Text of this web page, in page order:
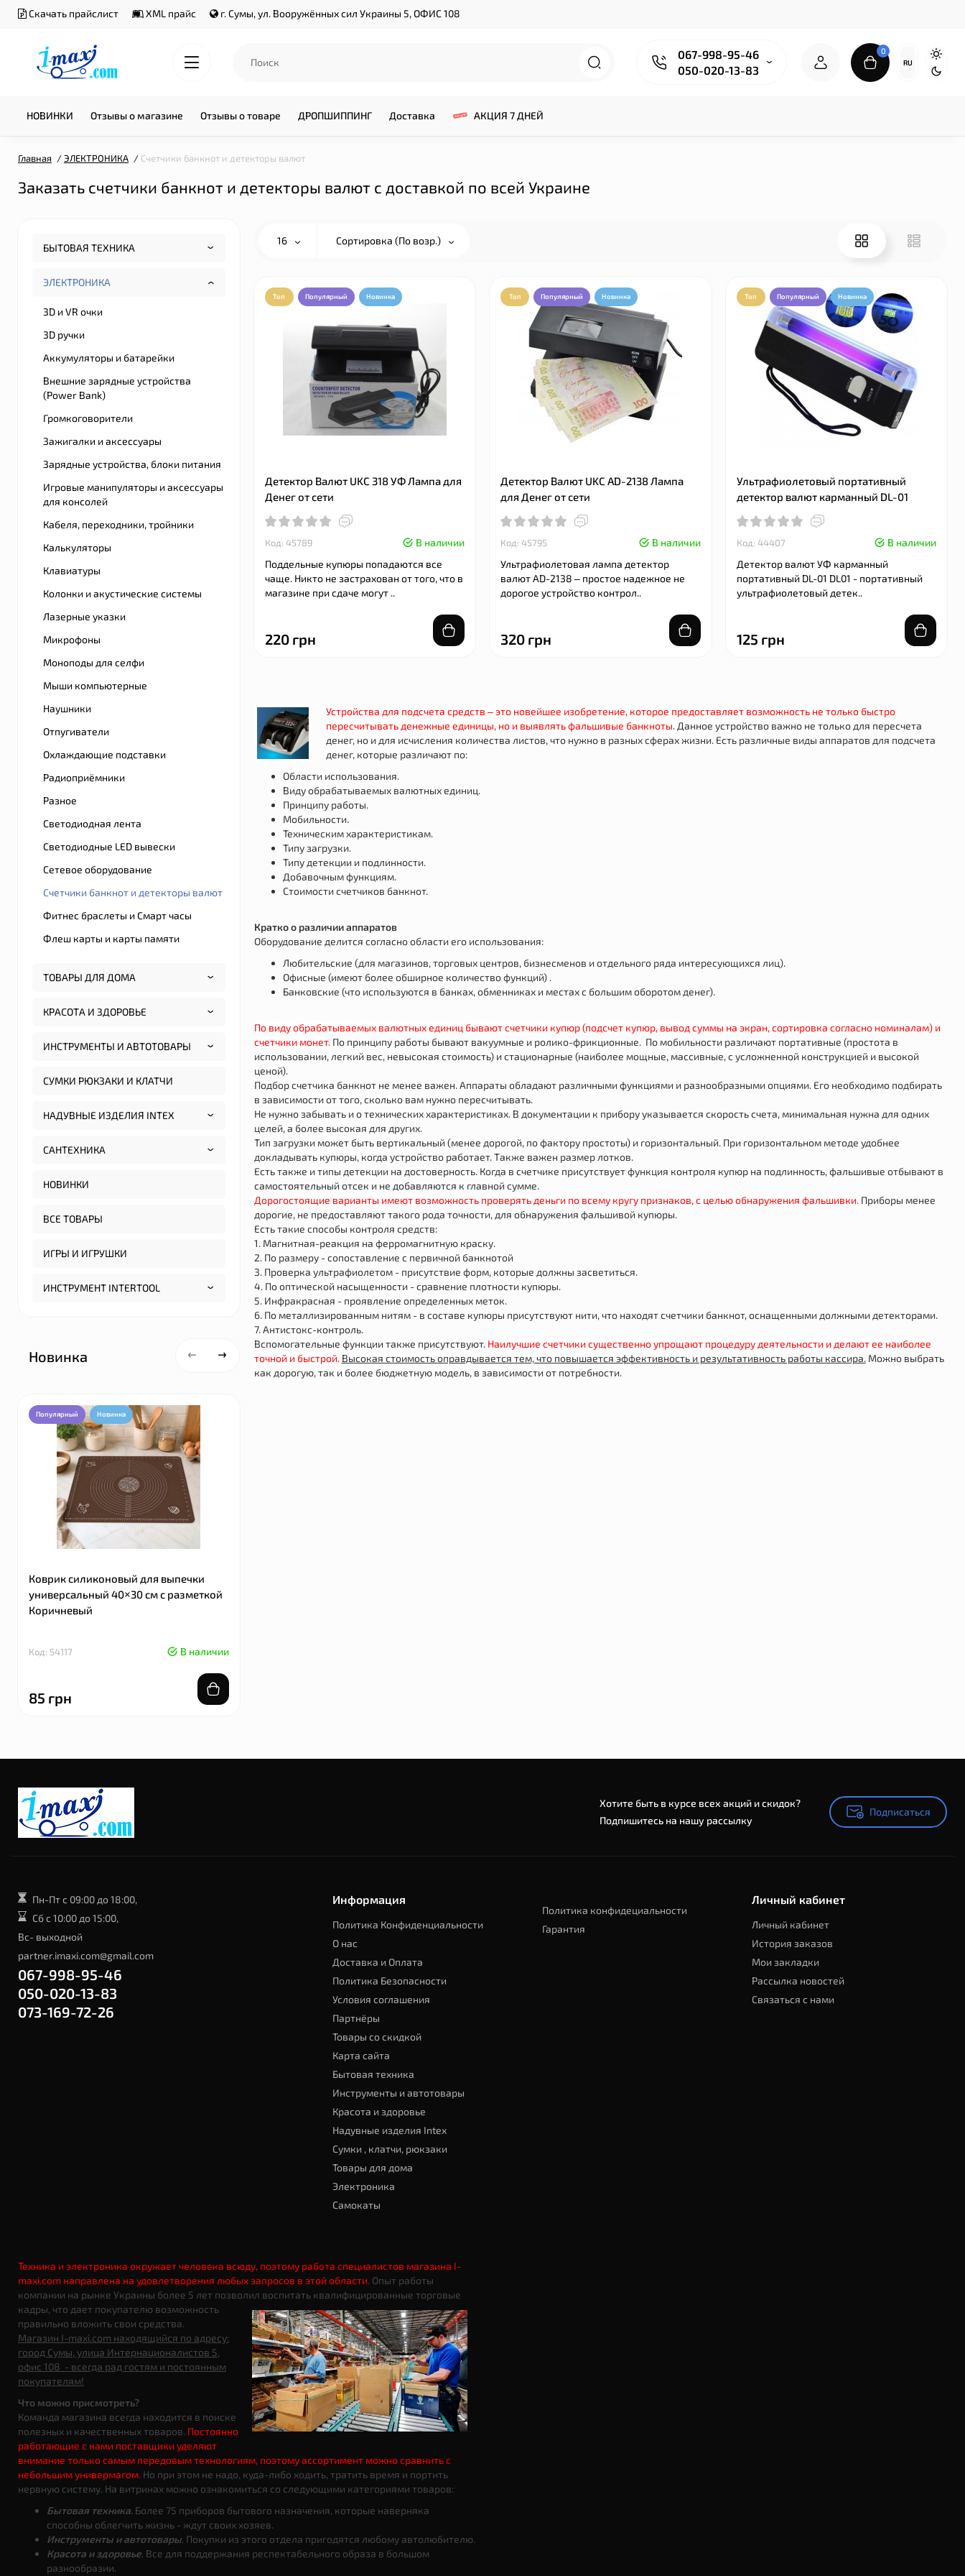
Скачать прайслист XML прайс г. Сумы, ул. Вооружённых сил Украины 5, ОФИС 108
067-998-95-46
050-020-13-83
0
RU
НОВИНКИ Отзывы о магазине Отзывы о товаре ДРОПШИППИНГ Доставка АКЦИЯ 7 ДНЕЙ
Главная ЭЛЕКТРОНИКА Счетчики банкнот и детекторы валют
Заказать счетчики банкнот и детекторы валют с доставкой по всей Украине
БЫТОВАЯ ТЕХНИКА
ЭЛЕКТРОНИКА
3D и VR очки
3D ручки
Аккумуляторы и батарейки
Внешние зарядные устройства
(Power Bank)
Громкоговорители
Зажигалки и аксессуары
Зарядные устройства, блоки питания
Игровые манипуляторы и аксессуары
для консолей
Кабеля, переходники, тройники
Калькуляторы
Клавиатуры
Колонки и акустические системы
Лазерные указки
Микрофоны
Моноподы для селфи
Мыши компьютерные
Наушники
Отпугиватели
Охлаждающие подставки
Радиоприёмники
Разное
Светодиодная лента
Светодиодные LED вывески
Сетевое оборудование
Счетчики банкнот и детекторы валют
Фитнес браслеты и Смарт часы
Флеш карты и карты памяти
ТОВАРЫ ДЛЯ ДОМА
КРАСОТА И ЗДОРОВЬЕ
ИНСТРУМЕНТЫ И АВТОТОВАРЫ
СУМКИ РЮКЗАКИ И КЛАТЧИ
НАДУВНЫЕ ИЗДЕЛИЯ INTEX
САНТЕХНИКА
НОВИНКИ
ВСЕ ТОВАРЫ
ИГРЫ И ИГРУШКИ
ИНСТРУМЕНТ INTERTOOL
Новинка
Популярный Новинка
Коврик силиконовый для выпечки
универсальный 40×30 см с разметкой
Коричневый
Код: 54117 В наличии
85 грн
16 Сортировка (По возр.)
Топ Популярный Новинка
Детектор Валют UKC 318 УФ Лампа для
Денег от сети
Код: 45789
В наличии
Поддельные купюры попадаются все
чаще. Никто не застрахован от того, что в
магазине при сдаче могут ..
220 грн
Топ Популярный Новинка
Детектор Валют UKC AD-2138 Лампа
для Денег от сети
Код: 45795
В наличии
Ультрафиолетовая лампа детектор
валют AD-2138 – простое надежное не
дорогое устройство контрол..
320 грн
Топ Популярный Новинка
Ультрафиолетовый портативный
детектор валют карманный DL-01
Код: 44407
В наличии
Детектор валют УФ карманный
портативный DL-01 DL01 - портативный
ультрафиолетовый детек..
125 грн
Устройства для подсчета средств – это новейшее изобретение, которое предоставляет возможность не только быстро
пересчитывать денежные единицы, но и выявлять фальшивые банкноты. Данное устройство важно не только для пересчета
денег, но и для исчисления количества листов, что нужно в разных сферах жизни. Есть различные виды аппаратов для подсчета
денег, которые различают по:
Области использования.
Виду обрабатываемых валютных единиц.
Принципу работы.
Мобильности.
Техническим характеристикам.
Типу загрузки.
Типу детекции и подлинности.
Добавочным функциям.
Стоимости счетчиков банкнот.
Кратко о различии аппаратов
Оборудование делится согласно области его использования:
Любительские (для магазинов, торговых центров, бизнесменов и отдельного ряда интересующихся лиц).
Офисные (имеют более обширное количество функций) .
Банковские (что используются в банках, обменниках и местах с большим оборотом денег).
По виду обрабатываемых валютных единиц бывают счетчики купюр (подсчет купюр, вывод суммы на экран, сортировка согласно номиналам) и
счетчики монет. По принципу работы бывают вакуумные и ролико-фрикционные. По мобильности различают портативные (простота в
использовании, легкий вес, невысокая стоимость) и стационарные (наиболее мощные, массивные, с усложненной конструкцией и высокой
ценой).
Подбор счетчика банкнот не менее важен. Аппараты обладают различными функциями и разнообразными опциями. Его необходимо подбирать
в зависимости от того, сколько вам нужно пересчитывать.
Не нужно забывать и о технических характеристиках. В документации к прибору указывается скорость счета, минимальная нужна для одних
целей, а более высокая для других.
Тип загрузки может быть вертикальный (менее дорогой, по фактору простоты) и горизонтальный. При горизонтальном методе удобнее
докладывать купюры, когда устройство работает. Также важен размер лотков.
Есть также и типы детекции на достоверность. Когда в счетчике присутствует функция контроля купюр на подлинность, фальшивые отбывают в
самостоятельный отсек и не добавляются к главной сумме.
Дорогостоящие варианты имеют возможность проверять деньги по всему кругу признаков, с целью обнаружения фальшивки.Приборы менее
дорогие, не предоставляют такого рода точности, для обнаружения фальшивой купюры.
Есть такие способы контроля средств:
1. Магнитная-реакция на ферромагнитную краску.
2. По размеру - сопоставление с первичной банкнотой
3. Проверка ультрафиолетом - присутствие форм, которые должны засветиться.
4. По оптической насыщенности - сравнение плотности купюры.
5. Инфракрасная - проявление определенных меток.
6. По металлизированным нитям - в составе купюры присутствуют нити, что находят счетчики банкнот, оснащенными должными детекторами.
7. Антистокс-контроль.
Вспомогательные функции также присутствуют. Наилучшие счетчики существенно упрощают процедуру деятельности и делают ее наиболее
точной и быстрой. Высокая стоимость оправдывается тем, что повышается эффективность и результативность работы кассира.Можно выбрать
как дорогую, так и более бюджетную модель, в зависимости от потребности.
Хотите быть в курсе всех акций и скидок?
Подпишитесь на нашу рассылку
Подписаться
Подписаться
Пн-Пт с 09:00 до 18:00,
Сб с 10:00 до 15:00,
Вс- выходной
partner.imaxi.com@gmail.com
067-998-95-46
050-020-13-83
073-169-72-26
Информация
Политика Конфиденциальности
О нас
Доставка и Оплата
Политика Безопасности
Условия соглашения
Партнёры
Товары со скидкой
Карта сайта
Бытовая техника
Инструменты и автотовары
Красота и здоровье
Надувные изделия Intex
Сумки , клатчи, рюкзаки
Товары для дома
Электроника
Самокаты
Политика конфидециальности
Гарантия
Личный кабинет
Личный кабинет
История заказов
Мои закладки
Рассылка новостей
Связаться с нами
Техника и электроника окружает человека всюду, поэтому работа специалистов магазина I-
maxi.com направлена на удовлетворения любых запросов в этой области. Опыт работы
компании на рынке Украины более 5 лет позволил воспитать квалифицированные торговые
кадры, что дает покупателю возможность
правильно вложить свои средства.
Магазин I-maxi.com находящийся по адресу:
город Сумы, улица Интернационалистов 5,
офис 108 - всегда рад гостям и постоянным
покупателям!
Что можно присмотреть?
Команда магазина всегда находится в поиске
полезных и качественных товаров. Постоянно
работающие с нами поставщики уделяют
внимание только самым передовым технологиям, поэтому ассортимент можно сравнить с
небольшим универмагом. Но при этом не надо, куда-либо ходить, тратить время и портить
нервную систему. На витринах можно ознакомиться со следующими категориями товаров:
Бытовая техника. Более 75 приборов бытового назначения, которые наверняка
способны облегчить жизнь - ждут своих хозяев.
Инструменты и автотовары. Покупки из этого отдела пригодятся любому автолюбителю.
Красота и здоровье. Все для поддержания респектабельного образа в большом
разнообразии.